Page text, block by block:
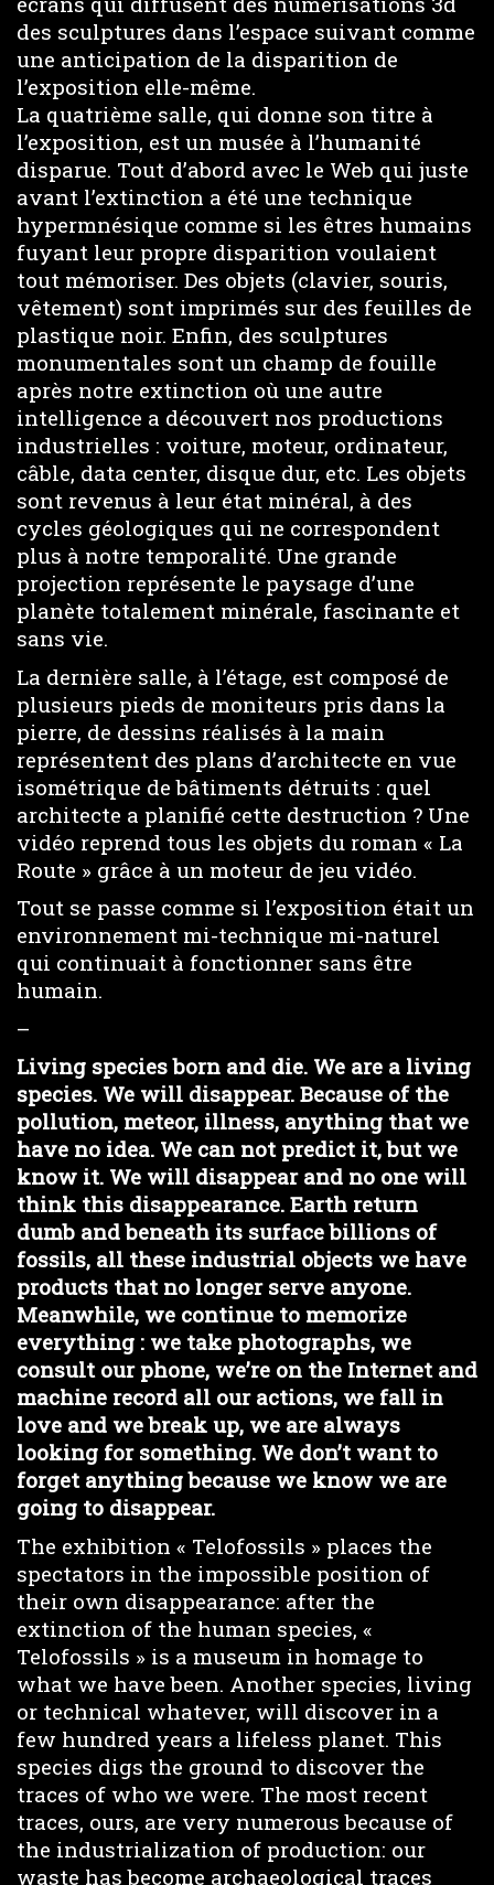
des sculptures dans l’espace suivant comme
une anticipation de la disparition de
l’exposition elle-même.
La quatrième salle, qui donne son titre à
l’exposition, est un musée à l’humanité
disparue. Tout d’abord avec le Web qui juste
avant l’extinction a été une technique
hypermnésique comme si les êtres humains
fuyant leur propre disparition voulaient
tout mémoriser. Des objets (clavier, souris,
vêtement) sont imprimés sur des feuilles de
plastique noir. Enfin, des sculptures
monumentales sont un champ de fouille
après notre extinction où une autre
intelligence a découvert nos productions
industrielles : voiture, moteur, ordinateur,
câble, data center, disque dur, etc. Les objets
sont revenus à leur état minéral, à des
cycles géologiques qui ne correspondent
plus à notre temporalité. Une grande
projection représente le paysage d’une
planète totalement minérale, fascinante et
sans vie.
La dernière salle, à l’étage, est composé de
plusieurs pieds de moniteurs pris dans la
pierre, de dessins réalisés à la main
représentent des plans d’architecte en vue
isométrique de bâtiments détruits : quel
architecte a planifié cette destruction ? Une
vidéo reprend tous les objets du roman « La
Route » grâce à un moteur de jeu vidéo.
Tout se passe comme si l’exposition était un
environnement mi-technique mi-naturel
qui continuait à fonctionner sans être
humain.
–
Living species born and die. We are a living
species. We will disappear. Because of the
pollution, meteor, illness, anything that we
have no idea. We can not predict it, but we
know it. We will disappear and no one will
think this disappearance. Earth return
dumb and beneath its surface billions of
fossils, all these industrial objects we have
products that no longer serve anyone.
Meanwhile, we continue to memorize
everything : we take photographs, we
consult our phone, we’re on the Internet and
machine record all our actions, we fall in
love and we break up, we are always
looking for something. We don’t want to
forget anything because we know we are
going to disappear.
The exhibition « Telofossils » places the
spectators in the impossible position of
their own disappearance: after the
extinction of the human species, «
Telofossils » is a museum in homage to
what we have been. Another species, living
or technical whatever, will discover in a
few hundred years a lifeless planet. This
species digs the ground to discover the
traces of who we were. The most recent
traces, ours, are very numerous because of
the industrialization of production: our
waste has become archaeological traces